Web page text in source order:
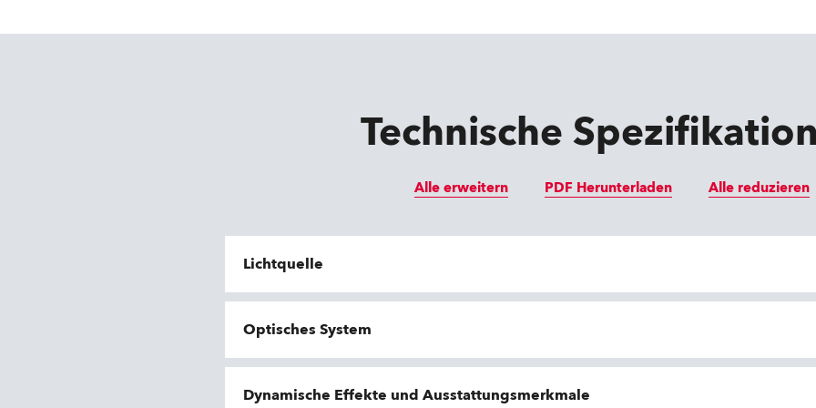
Technische
Alle erweitern PDF Herunterladen Alle reduzieren
Lichtquelle
Optisches System
Dynamische Effekte und Ausstattungsmerkmale